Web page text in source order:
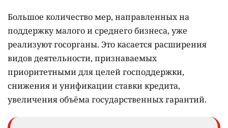
Большое количество мер, направленных на
поддержку малого и среднего бизнеса, уже
реализуют госорганы. Это касается расширения
видов деятельности, признаваемых
приоритетными для целей господдержки,
снижения и унификации ставки кредита,
увеличения объёма государственных гарантий.